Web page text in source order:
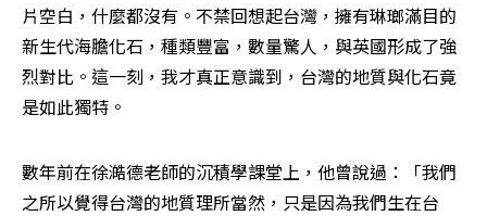
片空白，什麼都沒有。不禁回想起台灣，擁有琳瑯滿目的
新生代海膽化石，種類豐富，數量驚人，與英國形成了強
烈對比。這一刻，我才真正意識到，台灣的地質與化石竟
是如此獨特。
數年前在徐澔德老師的沉積學課堂上，他曾說過：「我們
之所以覺得台灣的地質理所當然，只是因為我們生在台